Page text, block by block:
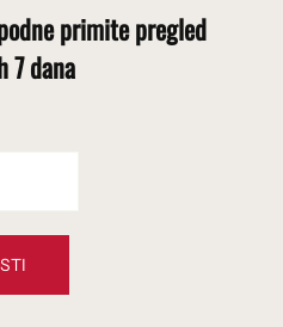
primite pregled
7 dana